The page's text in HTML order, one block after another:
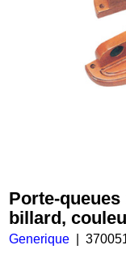
Porte-
billard,
Generique